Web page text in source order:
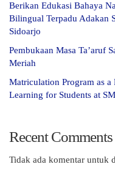
Berikan Edukasi Bahaya
Bilingual Terpadu Adakan
Sidoarjo
Pembukaan Masa Ta’aruf
Meriah
Matriculation Program as
Learning for Students at
Recent Comments
Tidak ada komentar untuk